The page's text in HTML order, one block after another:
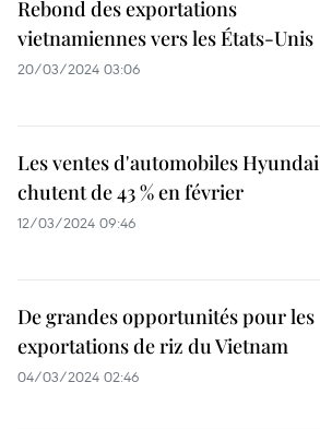
Rebond des exportations
vietnamiennes vers les États-Unis
20/03/2024 03:06
Les ventes d'automobiles Hyundai
chutent de 43 % en février
12/03/2024 09:46
De grandes opportunités pour les
exportations de riz du Vietnam
04/03/2024 02:46